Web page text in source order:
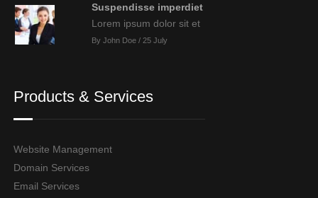
Suspendisse imperdiet
Lorem ipsum dolor sit et
By John Doe / 25 July
Products & Services
Website Management
Domain Services
Email Services